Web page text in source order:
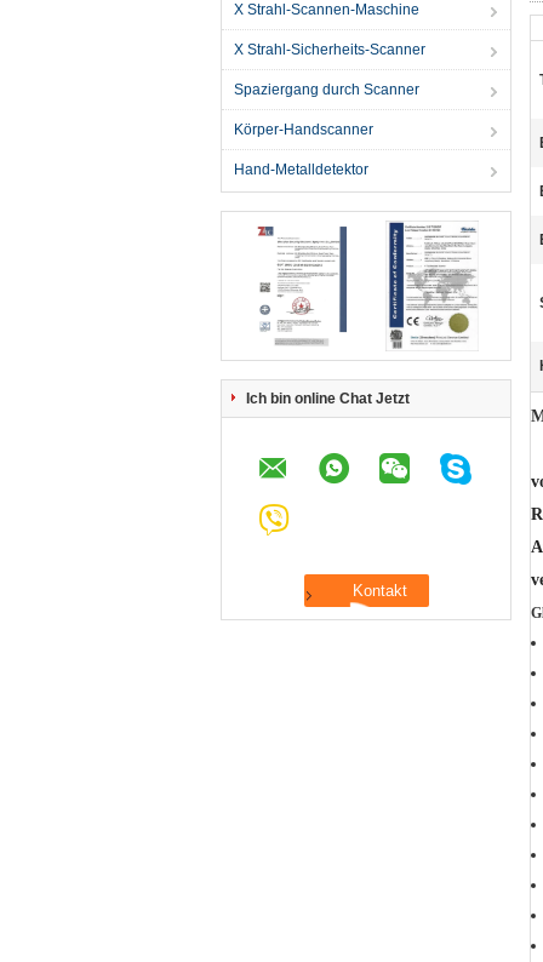
X Strahl-Scannen-Maschine
X Strahl-Sicherheits-Scanner
Spaziergang durch Scanner
Körper-Handscanner
Hand-Metalldetektor
Ich bin online Chat Jetzt